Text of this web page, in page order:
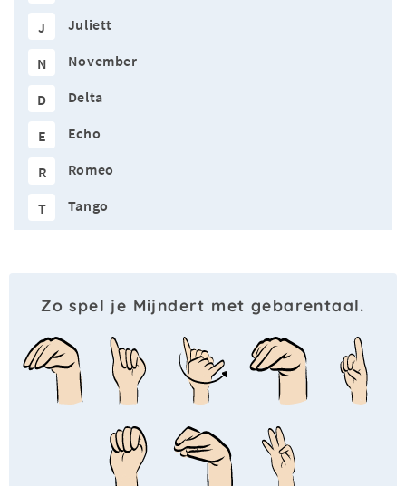
J
Juliett
N November
D Delta
E Echo
R Romeo
T Tango
Zo spel je Mijndert met gebarentaal.